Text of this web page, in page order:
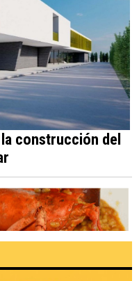
construcción del